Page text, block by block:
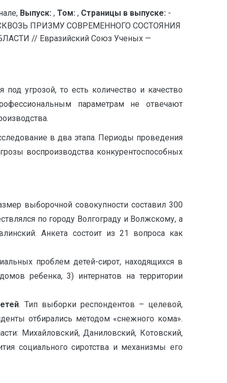
Выпуск: , Том: , Страницы в выпуске: -
ПРИЗМУ СОВРЕМЕННОГО СОСТОЯНИЯ
// Евразийский Союз Ученых —
угрозой, то есть количество и качество
параметрам не отвечают
в два этапа. Периоды проведения
воспроизводства конкурентоспособных
выборочной совокупности составил 300
по городу Волгограду и Волжскому, а
Анкета состоит из 21 вопроса как
проблем детей-сирот, находящихся в
ребенка, 3) интернатов на территории
. Тип выборки респондентов – целевой,
отбирались методом «снежного кома».
Михайловский, Даниловский, Котовский,
социального сиротства и механизмы его